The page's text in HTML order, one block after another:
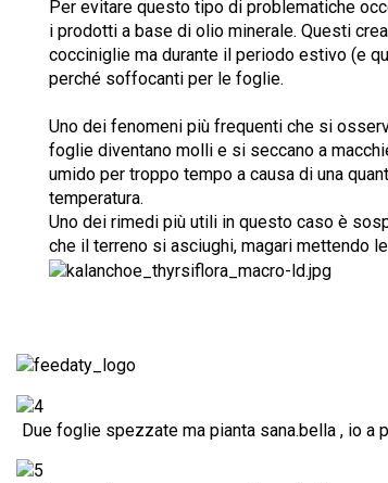
Per evitare questo tipo di problematiche
i prodotti a base di olio minerale. Questi
cocciniglie ma durante il periodo estivo (e
perché soffocanti per le foglie.
Uno dei fenomeni più frequenti che si
foglie diventano molli e si seccano a
umido per troppo tempo a causa di una
temperatura.
Uno dei rimedi più utili in questo caso è
che il terreno si asciughi, magari mettendo
Due foglie spezzate ma pianta sana.bella , io a